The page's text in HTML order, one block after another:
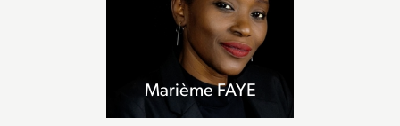
Marième FAYE